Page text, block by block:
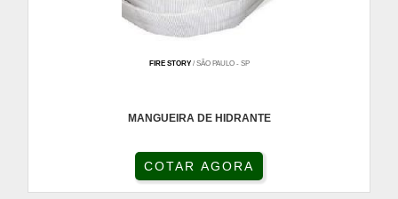
FIRE STORY/ SÃO PAULO - SP
MANGUEIRA DE HIDRANTE
COTAR AGORA